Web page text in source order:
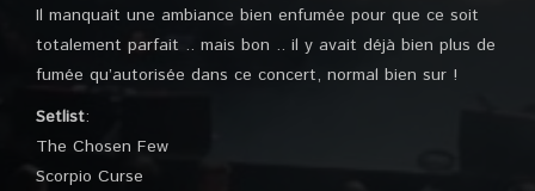
Il manquait une ambiance bien enfumée pour que ce soit
totalement parfait .. mais bon .. il y avait déjà bien plus de
fumée qu’autorisée dans ce concert, normal bien sur !
Setlist:
The Chosen Few
Scorpio Curse